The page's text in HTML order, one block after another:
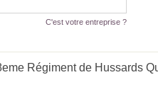
C'est votre entreprise ?
Régiment de Hussards